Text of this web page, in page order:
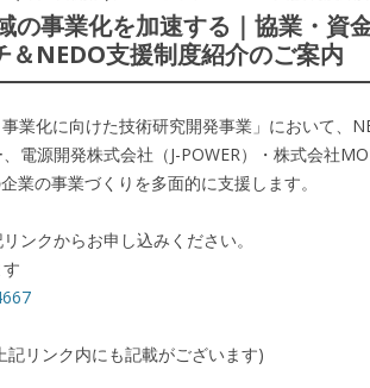
の事業化を加速する｜協業・資
＆NEDO支援制度紹介のご案内
業化に向けた技術研究開発事業」において、
電源開発株式会社（J-POWER）・株式会社
業の事業づくりを多面的に支援します。
ンクからお申し込みください。
リンク内にも記載がございます)